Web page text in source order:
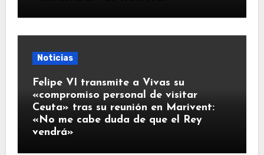
Noticias
Felipe VI transmite a Vivas su
«compromiso personal de visitar
Ceuta» tras su reunión en Marivent:
«No me cabe duda de que el Rey
vendrá»